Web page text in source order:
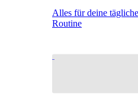
Alles für deine
Routine